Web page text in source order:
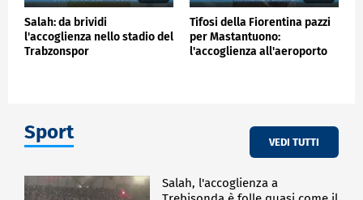
Salah: da brividi
l'accoglienza nello stadio del
Trabzonspor
Tifosi della Fiorentina pazzi
per Mastantuono:
l'accoglienza all'aeroporto
Sport VEDI TUTTI
Salah, l'accoglienza a